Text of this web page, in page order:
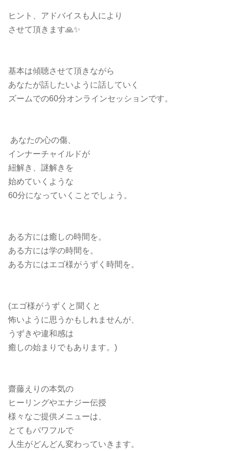
ヒント、アドバイスも人により
させて頂きます🙏✨
基本は傾聴させて頂きながら
あなたが話したいように話していく
ズームでの60分オンラインセッションです。
あなたの心の傷、
インナーチャイルドが
紐解き、謎解きを
始めていくような
60分になっていくことでしょう。
ある方には癒しの時間を。
ある方には学の時間を。
ある方にはエゴ様がうずく時間を。
(エゴ様がうずくと聞くと
怖いように思うかもしれませんが、
うずきや違和感は
癒しの始まりでもあります。)
齋藤えりの本気の
ヒーリングやエナジー伝授
様々なご提供メニューは、
とてもパワフルで
人生がどんどん変わっていきます。